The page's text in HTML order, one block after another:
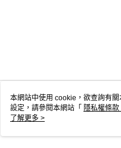
本網站中使用 cookie，欲查詢有
設定，請參閱本網站「 隱私權條款
使用 cookie。
了解更多 >